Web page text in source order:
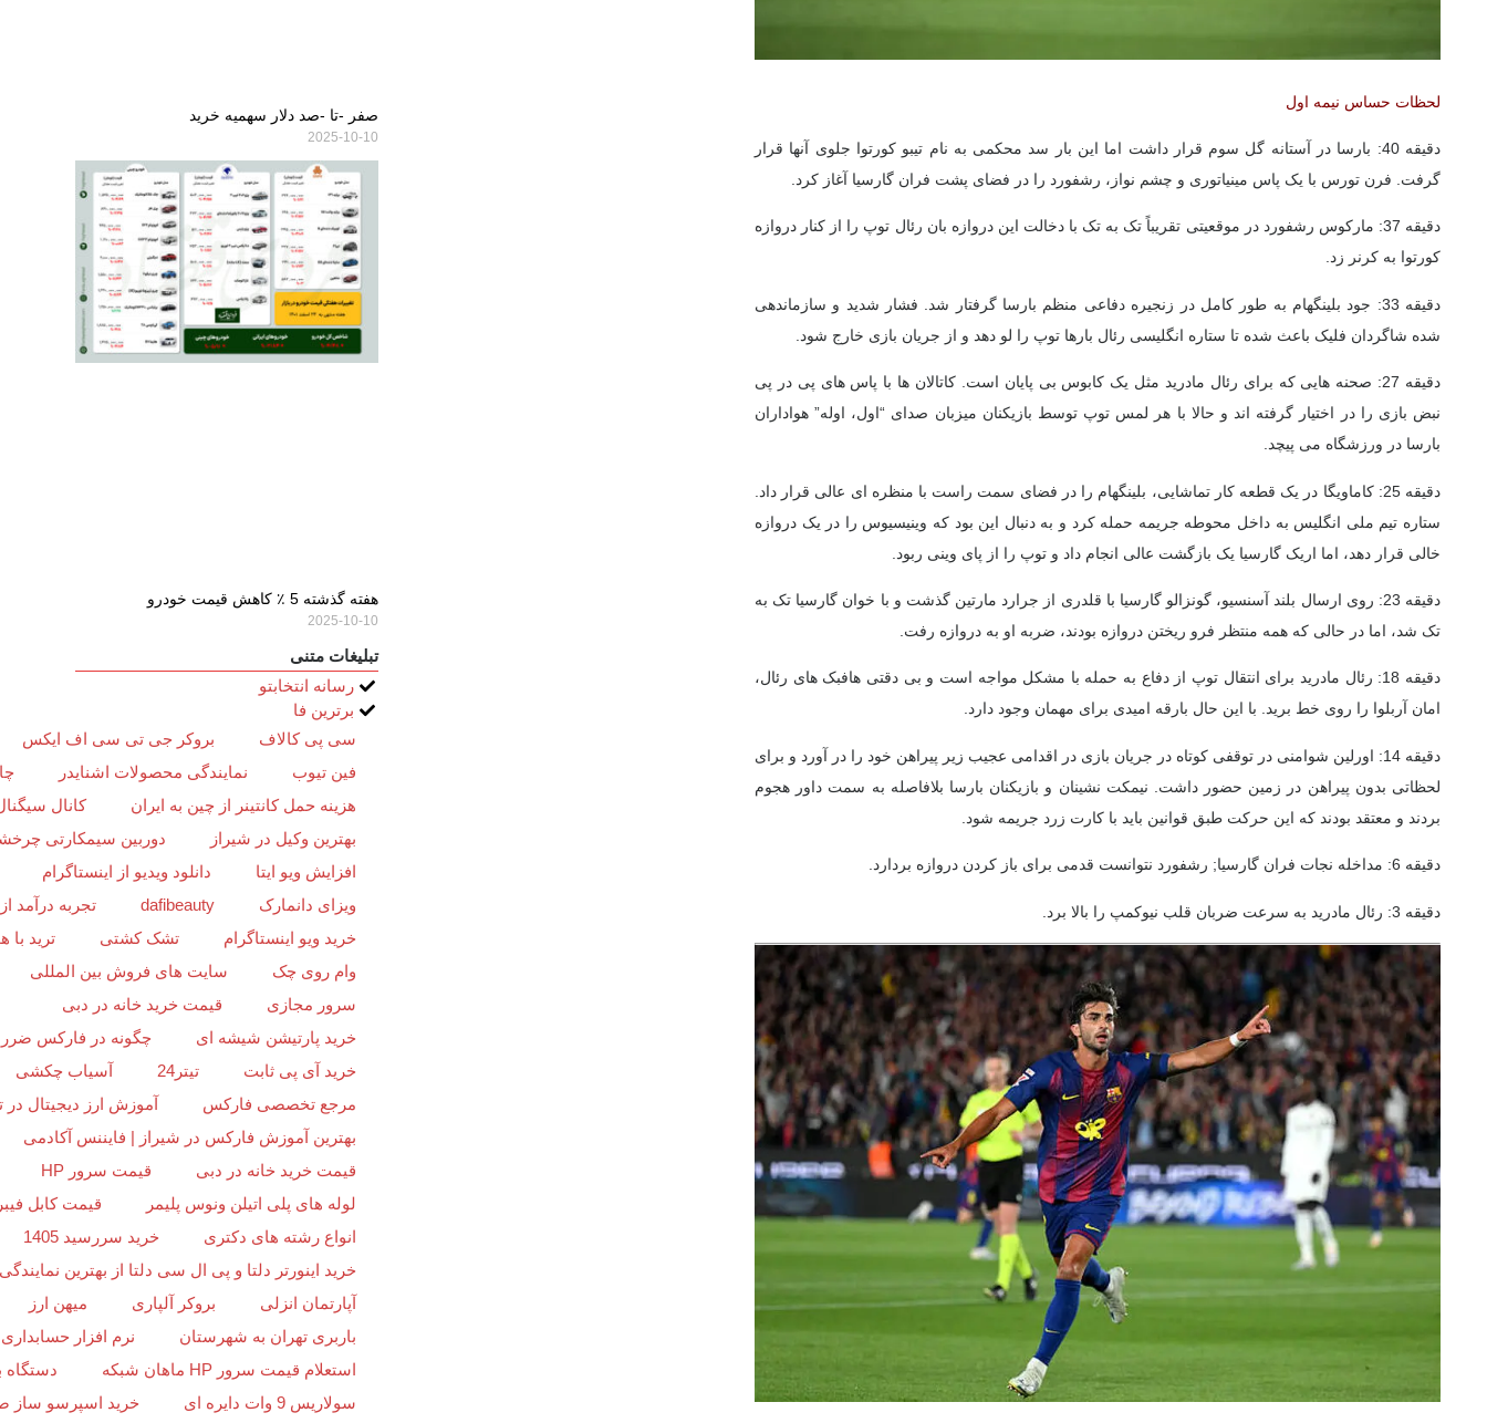
لحظات حساس نیمه اول
دقیقه 40: بارسا در آستانه گل سوم قرار داشت اما این بار سد محکمی به نام تیبو کورتوا جلوی آنها قرار
گرفت. فرن تورس با یک پاس مینیاتوری و چشم نواز، رشفورد را در فضای پشت فران گارسیا آغاز کرد.
دقیقه 37: مارکوس رشفورد در موقعیتی تقریباً تک به تک با دخالت این دروازه بان رئال توپ را از کنار دروازه
کورتوا به کرنر زد.
دقیقه 33: جود بلینگهام به طور کامل در زنجیره دفاعی منظم بارسا گرفتار شد. فشار شدید و سازماندهی
شده شاگردان فلیک باعث شده تا ستاره انگلیسی رئال بارها توپ را لو دهد و از جریان بازی خارج شود.
دقیقه 27: صحنه هایی که برای رئال مادرید مثل یک کابوس بی پایان است. کاتالان ها با پاس های پی در پی
نبض بازی را در اختیار گرفته اند و حالا با هر لمس توپ توسط بازیکنان میزبان صدای “اول، اوله” هواداران
بارسا در ورزشگاه می پیچد.
دقیقه 25: کاماویگا در یک قطعه کار تماشایی، بلینگهام را در فضای سمت راست با منظره ای عالی قرار داد.
ستاره تیم ملی انگلیس به داخل محوطه جریمه حمله کرد و به دنبال این بود که وینیسیوس را در یک دروازه
خالی قرار دهد، اما اریک گارسیا یک بازگشت عالی انجام داد و توپ را از پای وینی ربود.
دقیقه 23: روی ارسال بلند آسنسیو، گونزالو گارسیا با قلدری از جرارد مارتین گذشت و با خوان گارسیا تک به
تک شد، اما در حالی که همه منتظر فرو ریختن دروازه بودند، ضربه او به دروازه رفت.
دقیقه 18: رئال مادرید برای انتقال توپ از دفاع به حمله با مشکل مواجه است و بی دقتی هافبک های رئال،
امان آربلوا را روی خط برید. با این حال بارقه امیدی برای مهمان وجود دارد.
دقیقه 14: اورلین شوامنی در توقفی کوتاه در جریان بازی در اقدامی عجیب زیر پیراهن خود را در آورد و برای
لحظاتی بدون پیراهن در زمین حضور داشت. نیمکت نشینان و بازیکنان بارسا بلافاصله به سمت داور هجوم
بردند و معتقد بودند که این حرکت طبق قوانین باید با کارت زرد جریمه شود.
دقیقه 6: مداخله نجات فران گارسیا; رشفورد نتوانست قدمی برای باز کردن دروازه بردارد.
دقیقه 3: رئال مادرید به سرعت ضربان قلب نیوکمپ را بالا برد.
صفر -تا -صد دلار سهمیه خرید
2025-10-10
هفته گذشته 5 ٪ کاهش قیمت خودرو
2025-10-10
تبلیغات متنی
رسانه انتخابتو
برترین فا
سی پی کالاف
بروکر جی تی سی اف ایکس
فین تیوب
نمایندگی محصولات اشنایدر
هزینه حمل کانتینر از چین به ایران
کانال
بهترین وکیل در شیراز
دوربین سیمکارتی
افزایش ویو ایتا
دانلود ویدیو از اینستاگرام
ویزای دانمارک
dafibeauty
تجربه درآمد
خرید ویو اینستاگرام
تشک کشتی
ترید
وام روی چک
سایت های فروش بین المللی
سرور مجازی
قیمت خرید خانه در دبی
خرید پارتیشن شیشه ای
چگونه در فارکس ضرر
خرید آی پی ثابت
تیتر24
آسیاب چکشی
مرجع تخصصی فارکس
آموزش ارز دیجیتال در
بهترین آموزش فارکس در شیراز | فایننس آکادمی
قیمت خرید خانه در دبی
قیمت سرور HP
لوله های پلی اتیلن ونوس پلیمر
قیمت کابل
انواع رشته های دکتری
خرید سررسید 1405
خرید اینورتر دلتا و پی ال سی دلتا از بهترین نمایندگی
آپارتمان انزلی
بروکر آلپاری
میهن ارز
باربری تهران به شهرستان
نرم افزار حسابداری
استعلام قیمت سرور HP ماهان شبکه
دستگاه
سولاریس 9 وات دایره ای
خرید اسپرسو ساز